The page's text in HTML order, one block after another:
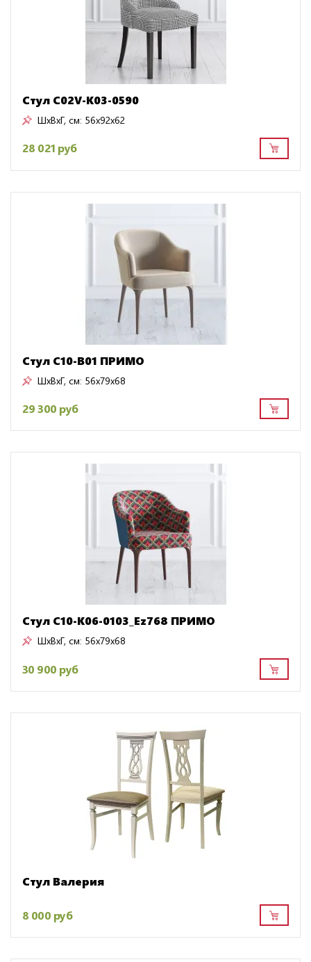
Стул C02V-K03-0590
ШxВxГ, см: 56x92x62
28 021 руб
Стул C10-B01 ПРИМО
ШxВxГ, см: 56x79x68
29 300 руб
Стул C10-K06-0103_Ez768 ПРИМО
ШxВxГ, см: 56x79x68
30 900 руб
Стул Валерия
8 000 руб